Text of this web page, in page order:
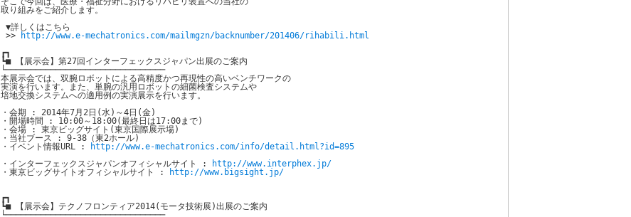
取り組みをご紹介します。
▼詳しくはこちら
>>
http://www.e-mechatronics.com/mailmgzn/backnumber/201406/rihabili.html
┏┓
┗■ 【展示会】第27回インターフェックスジャパン出展のご案内
└────────────────────────────────
本展示会では、双腕ロボットによる高精度かつ再現性の高いベンチワークの
実演を行います。また、単腕の汎用ロボットの細菌検査システムや
培地交換システムへの適用例の実演展示を行います。
・会期 : 2014年7月2日(水)～4日(金)
・開場時間 : 10:00～18:00(最終日は17:00まで)
・会場 : 東京ビッグサイト(東京国際展示場)
・当社ブース : 9-38（東2ホール)
・イベント情報URL :
http://www.e-mechatronics.com/info/detail.html?id=895
・インターフェックスジャパンオフィシャルサイト :
http://www.interphex.jp/
・東京ビッグサイトオフィシャルサイト :
http://www.bigsight.jp/
┏┓
┗■ 【展示会】テクノフロンティア2014(モータ技術展)出展のご案内
└────────────────────────────────